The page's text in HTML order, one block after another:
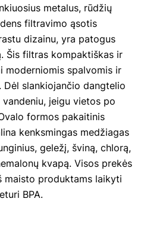
metalus, rūdžių
filtravimo ąsotis
dizainu, yra patogus
Šis filtras kompaktiškas ir
moderniomis spalvomis ir
slankiojančio dangtelio
jeigu vietos po
formos pakaitinis
kenksmingas medžiagas
geležį, šviną, chlorą,
kvapą. Visos prekės
maisto produktams laikyti
BPA.